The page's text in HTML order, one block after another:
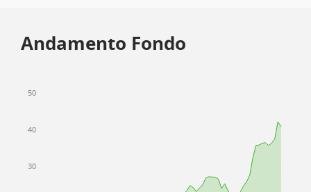
Andamento Fondo
30
40
50